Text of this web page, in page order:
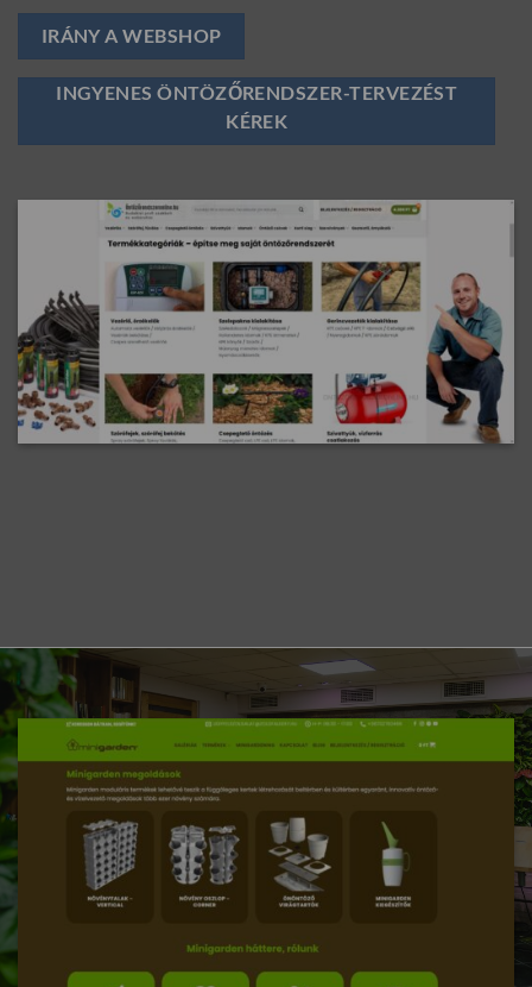
IRÁNY A WEBSHOP
INGYENES ÖNTÖZŐRENDSZER-TERVEZÉST
KÉREK